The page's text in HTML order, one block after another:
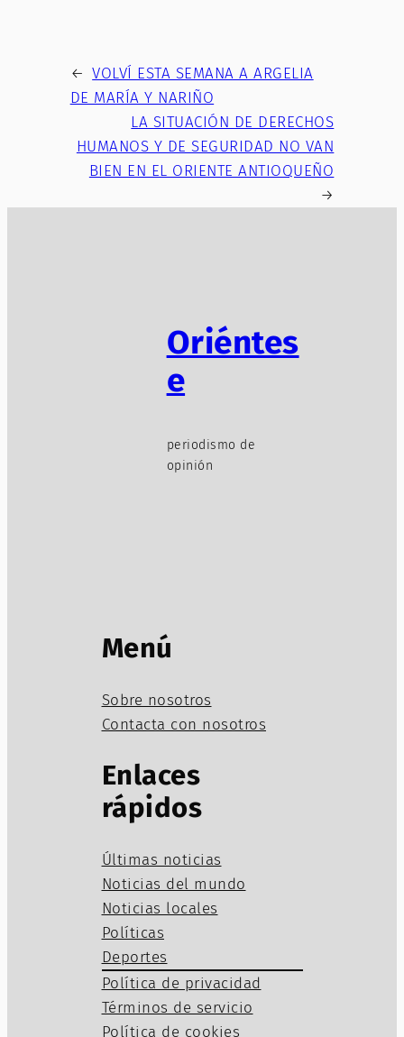
← VOLVÍ ESTA SEMANA A ARGELIA
DE MARÍA Y NARIÑO
LA SITUACIÓN DE DERECHOS
HUMANOS Y DE SEGURIDAD NO VAN
BIEN EN EL ORIENTE ANTIOQUEÑO
→
Oriéntes
e
periodismo de
opinión
Menú
Sobre nosotros
Contacta con nosotros
Enlaces
rápidos
Últimas noticias
Noticias del mundo
Noticias locales
Políticas
Deportes
Política de privacidad
Términos de servicio
Política de cookies